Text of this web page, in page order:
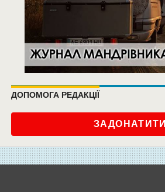
ДОПОМОГА РЕДАКЦІЇ
ЗАДОНАТИТИ